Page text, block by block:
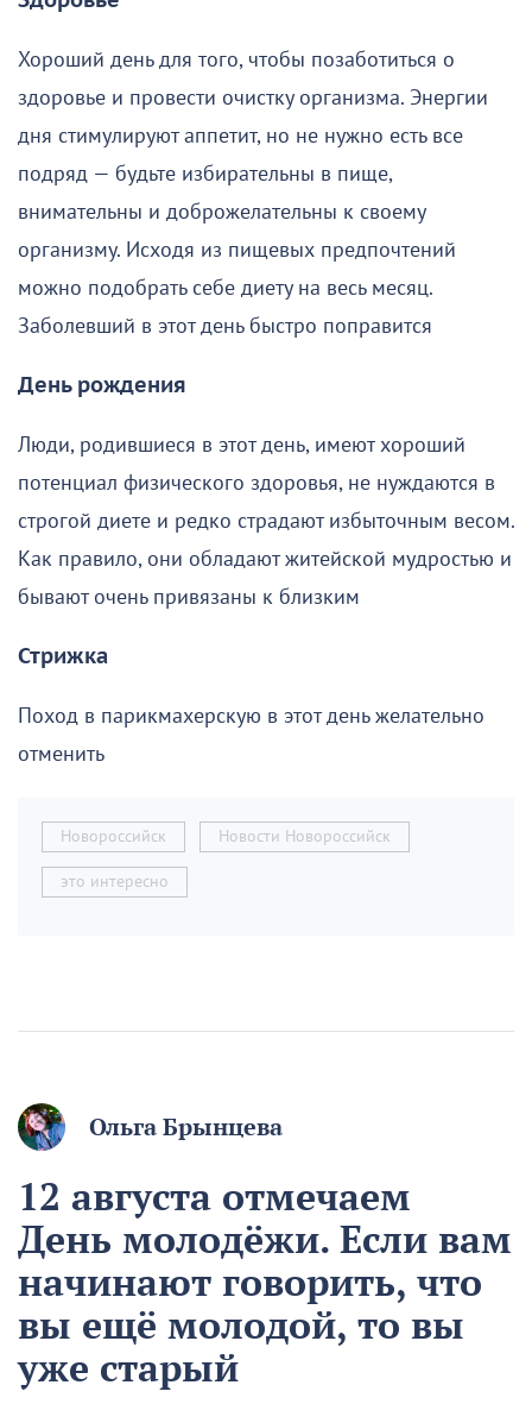
Хороший день для того, чтобы позаботиться о
здоровье и провести очистку организма. Энергии
дня стимулируют аппетит, но не нужно есть все
подряд — будьте избирательны в пище,
внимательны и доброжелательны к своему
организму. Исходя из пищевых предпочтений
можно подобрать себе диету на весь месяц.
Заболевший в этот день быстро поправится
День рождения
Люди, родившиеся в этот день, имеют хороший
потенциал физического здоровья, не нуждаются в
строгой диете и редко страдают избыточным весом.
Как правило, они обладают житейской мудростью и
бывают очень привязаны к близким
Стрижка
Поход в парикмахерскую в этот день желательно
отменить
Новороссийск Новости Новороссийск
это интересно
Ольга Брынцева
12 августа отмечаем
День молодёжи. Если вам
начинают говорить, что
вы ещё молодой, то вы
уже старый